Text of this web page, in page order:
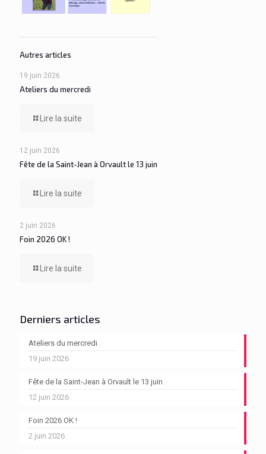
Autres articles
19 juin 2026
Ateliers du mercredi
Lire la suite
12 juin 2026
Fête de la Saint-Jean à Orvault le 13 juin
Lire la suite
2 juin 2026
Foin 2026 OK !
Lire la suite
Derniers articles
Ateliers du mercredi
19 juin 2026
Fête de la Saint-Jean à Orvault le 13 juin
12 juin 2026
Foin 2026 OK !
2 juin 2026